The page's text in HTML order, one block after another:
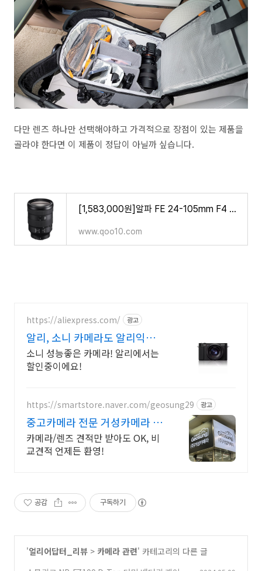
다만 렌즈 하나만 선택해야하고 가격적으로 장점이 있는 제품을
골라야 한다면 이 제품이 정답이 아닐까 싶습니다.
[1,583,000원]알파 FE 24-105mm F4 G OSS SEL24105G / 누구나몰
www.qoo10.com
https://aliexpress.com/ 광고
알리, 소니 카메라도 알리익스프
레스
소니 성능좋은 카메라! 알리에서는
할인중이에요!
https://smartstore.naver.com/geosung29 광고
중고카메라 전문 거성카메라 재
구매율 높은 매장!
카메라/렌즈 견적만 받아도 OK, 비
교견적 언제든 환영!
공감 구독하기
'얼리어답터_리뷰 > 카메라 관련' 카테고리의 다른 글